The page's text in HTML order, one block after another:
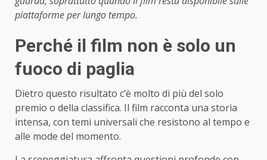
piattaforme per lungo tempo.
Perché il film non è solo un
fuoco di paglia
Dietro questo risultato c’è molto di più del solo
premio o della classifica. Il film racconta una storia
intensa, con temi universali che resistono al tempo e
alle mode del momento.